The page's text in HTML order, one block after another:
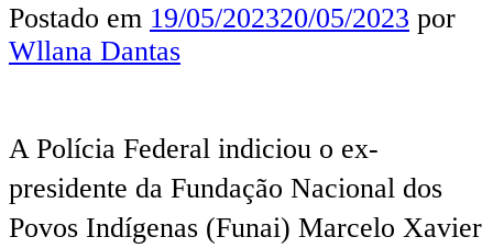
Postado em 19/05/202320/05/2023 por
Wllana Dantas
A Polícia Federal indiciou o ex-
presidente da Fundação Nacional dos
Povos Indígenas (Funai) Marcelo Xavier